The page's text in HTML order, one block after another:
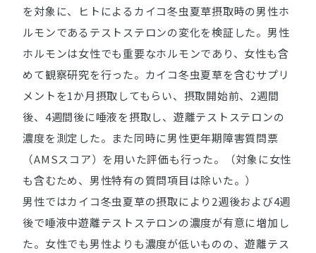
を対象に、ヒトによるカイコ冬虫夏草摂取時の男性ホ
ルモンであるテストステロンの変化を検証した。男性
ホルモンは女性でも重要なホルモンであり、女性も含
めて観察研究を行った。カイコ冬虫夏草を含むサプリ
メントを1か月摂取してもらい、摂取開始前、2週間
後、4週間後に唾液を摂取し、遊離テストステロンの
濃度を測定した。また同時に男性更年期障害質問票
（AMSスコア）を用いた評価も行った。（対象に女性
も含むため、男性特有の質問項目は除いた。）
男性ではカイコ冬虫夏草の摂取により2週後および4週
後で唾液中遊離テストステロンの濃度が有意に増加し
た。女性でも男性よりも濃度が低いものの、遊離テス